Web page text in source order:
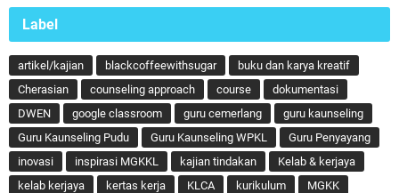
Label
artikel/kajian blackcoffeewithsugar
buku dan karya kreatif
Cherasian
counseling approach course
dokumentasi
DWEN
google classroom guru cemerlang
guru kaunseling
Guru Kaunseling Pudu
Guru Kaunseling WPKL
Guru Penyayang
inovasi
inspirasi MGKKL kajian tindakan
Kelab & kerjaya
kelab kerjaya
kertas kerja KLCA kurikulum
MGKK